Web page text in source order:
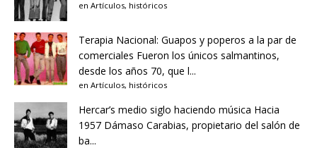
en Artículos, históricos
Terapia Nacional: Guapos y poperos a la par de
comerciales Fueron los únicos salmantinos,
desde los años 70, que l...
en Artículos, históricos
Hercar’s medio siglo haciendo música Hacia
1957 Dámaso Carabias, propietario del salón de
ba...